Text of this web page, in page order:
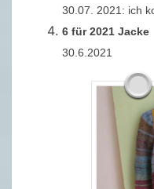
30.07. 2021: ich
6 für 2021 Jacke
30.6.2021